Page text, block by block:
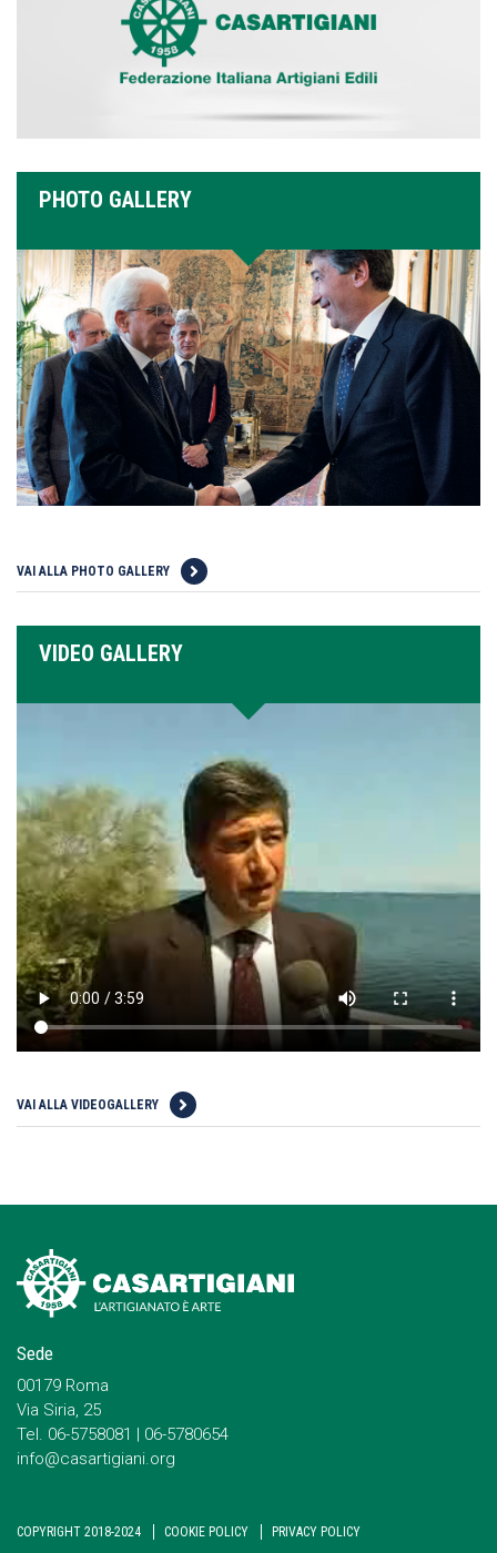
PHOTO GALLERY
VAI ALLA PHOTO GALLERY
VIDEO GALLERY
VAI ALLA VIDEOGALLERY
Sede
00179 Roma
Via Siria, 25
Tel. 06-5758081 | 06-5780654
info@casartigiani.org
COPYRIGHT 2018-2024 COOKIE POLICY PRIVACY POLICY